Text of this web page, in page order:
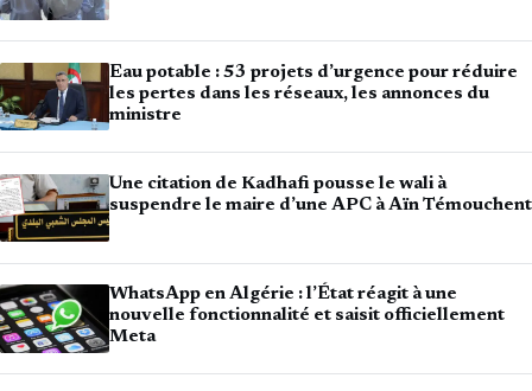
Eau potable : 53 projets d’urgence pour réduire
les pertes dans les réseaux, les annonces du
ministre
Une citation de Kadhafi pousse le wali à
suspendre le maire d’une APC à Aïn Témouchent
WhatsApp en Algérie : l’État réagit à une
nouvelle fonctionnalité et saisit officiellement
Meta